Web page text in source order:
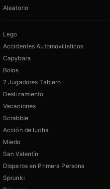
Aleatorio
Lego
Accidentes Automovilísticos
Capybara
Bolos
2 Jugadores Tablero
Deslizamiento
Vacaciones
Scrabble
Acción de lucha
Miedo
San Valentín
Disparos en Primera Persona
Sprunki